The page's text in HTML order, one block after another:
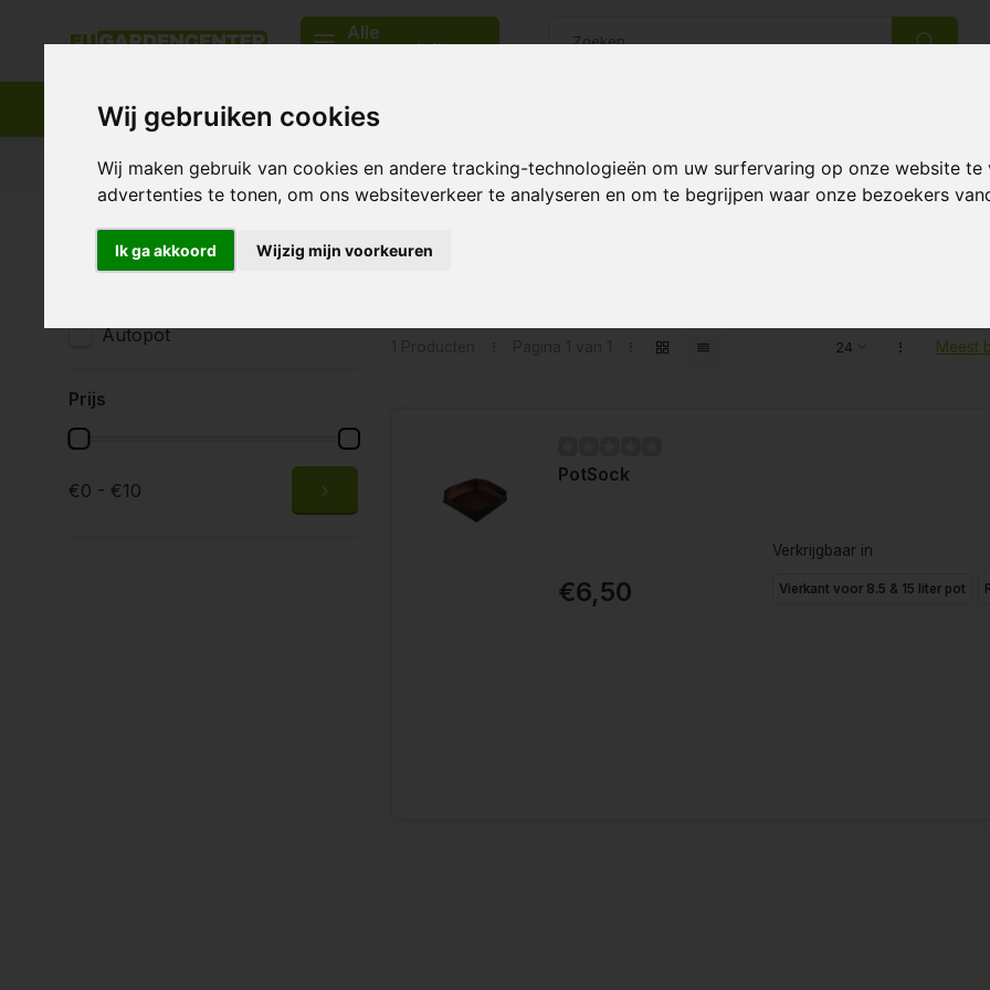
Wij gebruiken cookies
Wij maken gebruik van cookies en andere tracking-technologieën om uw surfervaring op onze website
advertenties te tonen, om ons websiteverkeer te analyseren en om te begrijpen waar onze bezoekers
Ik ga akkoord Wijzig mijn voorkeuren
Alle
categorieën
Passend assortiment Levering in heel Europa 14 Dagen retourrecht Beste klantenservice
Merken
Autopot
Prijs
€0 - €10
Producten getagd met Potsock
Meest
PotSock
€6,50
Verkrijgbaar in
Vierkant voor 8.5 & 15 liter pot